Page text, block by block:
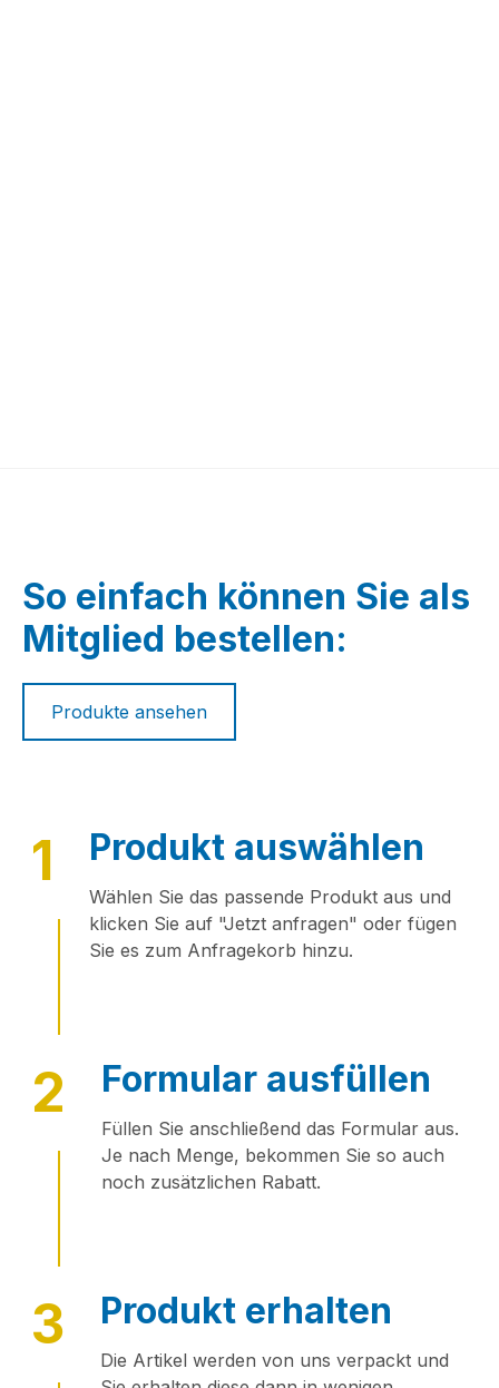
So einfach können Sie als
Mitglied bestellen:
Produkte ansehen
1 Produkt auswählen
Wählen Sie das passende Produkt aus und
klicken Sie auf "Jetzt anfragen" oder fügen
Sie es zum Anfragekorb hinzu.
2 Formular ausfüllen
Füllen Sie anschließend das Formular aus.
Je nach Menge, bekommen Sie so auch
noch zusätzlichen Rabatt.
3 Produkt erhalten
Die Artikel werden von uns verpackt und